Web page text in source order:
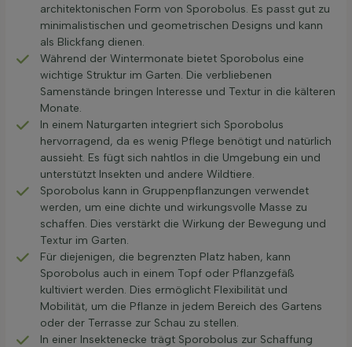
architektonischen Form von Sporobolus. Es passt gut zu
minimalistischen und geometrischen Designs und kann
als Blickfang dienen.
Während der Wintermonate bietet Sporobolus eine
wichtige Struktur im Garten. Die verbliebenen
Samenstände bringen Interesse und Textur in die kälteren
Monate.
In einem Naturgarten integriert sich Sporobolus
hervorragend, da es wenig Pflege benötigt und natürlich
aussieht. Es fügt sich nahtlos in die Umgebung ein und
unterstützt Insekten und andere Wildtiere.
Sporobolus kann in Gruppenpflanzungen verwendet
werden, um eine dichte und wirkungsvolle Masse zu
schaffen. Dies verstärkt die Wirkung der Bewegung und
Textur im Garten.
Für diejenigen, die begrenzten Platz haben, kann
Sporobolus auch in einem Topf oder Pflanzgefäß
kultiviert werden. Dies ermöglicht Flexibilität und
Mobilität, um die Pflanze in jedem Bereich des Gartens
oder der Terrasse zur Schau zu stellen.
In einer Insektenecke trägt Sporobolus zur Schaffung